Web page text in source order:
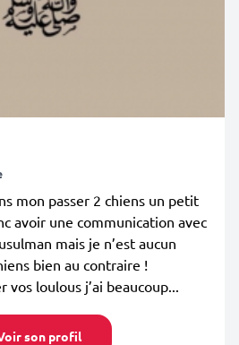
mon passer 2 chiens un petit
avoir une communication avec
mais je n’est aucun
bien au contraire !
vos loulous j’ai beaucoup...
son profil